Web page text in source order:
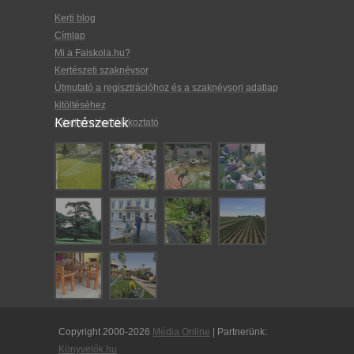
Kerti blog
Címlap
Mi a Faiskola.hu?
Kertészeti szaknévsor
Útmutató a regisztrációhoz és a szaknévsori adatlap
kitöltéséhez
Adatkezelési tájékoztató
Kertészetek
Copyright 2000-2026 Média Online | Partnerünk:
Könyvelők.hu